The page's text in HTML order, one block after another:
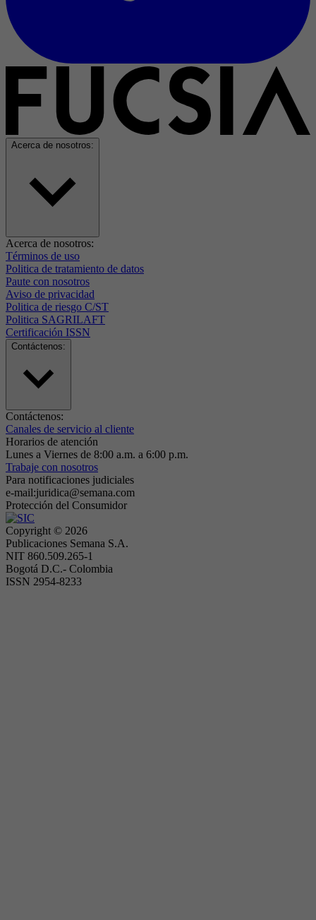
Acerca de nosotros:
Acerca de nosotros:
Términos de uso
Politica de tratamiento de datos
Paute con nosotros
Aviso de privacidad
Politica de riesgo C/ST
Politica SAGRILAFT
Certificación ISSN
Contáctenos:
Contáctenos:
Canales de servicio al cliente
Horarios de atención
Lunes a Viernes de 8:00 a.m. a 6:00 p.m.
Trabaje con nosotros
Para notificaciones judiciales
e-mail:juridica@semana.com
Protección del Consumidor
Copyright © 2026
Publicaciones Semana S.A.
NIT 860.509.265-1
Bogotá D.C.- Colombia
ISSN 2954-8233